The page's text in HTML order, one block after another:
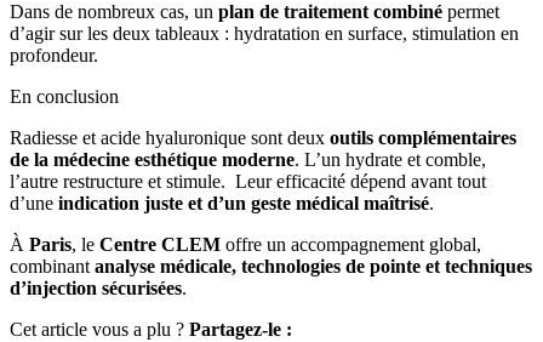
Dans de nombreux cas, un plan de traitement combiné permet
d’agir sur les deux tableaux : hydratation en surface, stimulation en
profondeur.
En conclusion
Radiesse et acide hyaluronique sont deux outils complémentaires
de la médecine esthétique moderne. L’un hydrate et comble,
l’autre restructure et stimule. Leur efficacité dépend avant tout
d’une indication juste et d’un geste médical maîtrisé.
À Paris, le Centre CLEM offre un accompagnement global,
combinant analyse médicale, technologies de pointe et techniques
d’injection sécurisées.
Cet article vous a plu ? Partagez-le :